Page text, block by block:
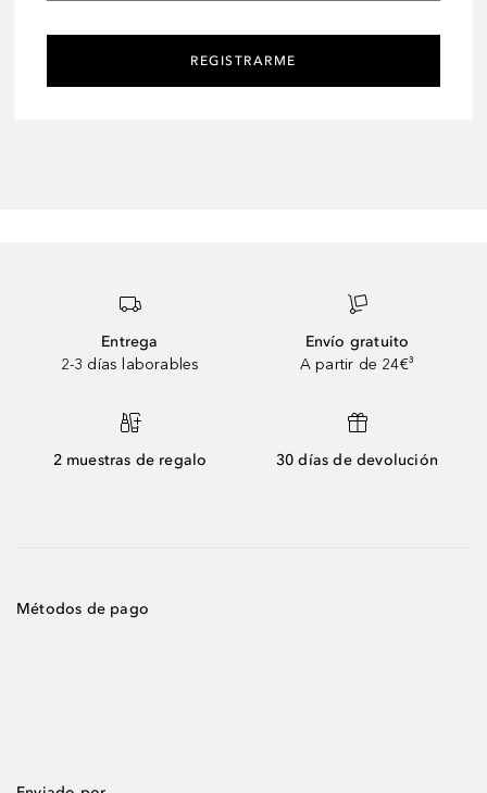
REGISTRARME
Entrega
2-3 días laborables
Envío gratuito
A partir de 24€³
2 muestras de regalo 30 días de devolución
Métodos de pago